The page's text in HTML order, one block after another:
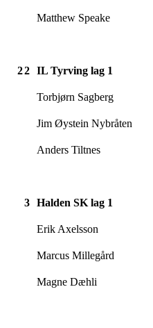
Matthew Speake
22 IL Tyrving lag 1
Torbjørn Sagberg
Jim Øystein Nybråten
Anders Tiltnes
3 Halden SK lag 1
Erik Axelsson
Marcus Millegård
Magne Dæhli